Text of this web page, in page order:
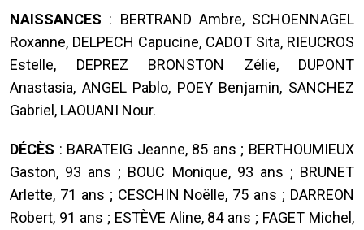
NAISSANCES : BERTRAND Ambre, SCHOENNAGEL
Roxanne, DELPECH Capucine, CADOT Sita, RIEUCROS
Estelle, DEPREZ BRONSTON Zélie, DUPONT
Anastasia, ANGEL Pablo, POEY Benjamin, SANCHEZ
Gabriel, LAOUANI Nour.
DÉCÈS : BARATEIG Jeanne, 85 ans ; BERTHOUMIEUX
Gaston, 93 ans ; BOUC Monique, 93 ans ; BRUNET
Arlette, 71 ans ; CESCHIN Noëlle, 75 ans ; DARREON
Robert, 91 ans ; ESTÈVE Aline, 84 ans ; FAGET Michel,